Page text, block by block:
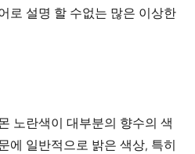
로 설명 할 수없는 많은 이상한
노란색이 대부분의 향수의 색
에 일반적으로 밝은 색상, 특히